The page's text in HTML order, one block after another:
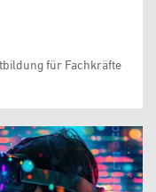
für Fachkräfte